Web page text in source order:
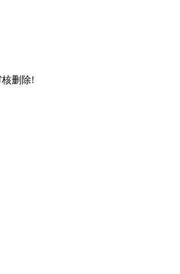
删除!